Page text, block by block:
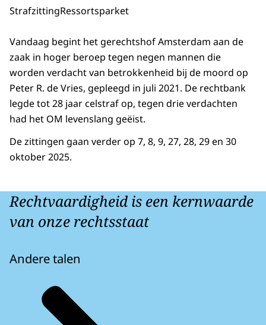
StrafzittingRessortsparket
Vandaag begint het gerechtshof Amsterdam aan de
zaak in hoger beroep tegen negen mannen die
worden verdacht van betrokkenheid bij de moord op
Peter R. de Vries, gepleegd in juli 2021. De rechtbank
legde tot 28 jaar celstraf op, tegen drie verdachten
had het OM levenslang geëist.
De zittingen gaan verder op 7, 8, 9, 27, 28, 29 en 30
oktober 2025.
Rechtvaardigheid is een kernwaarde
van onze rechtsstaat
Andere talen